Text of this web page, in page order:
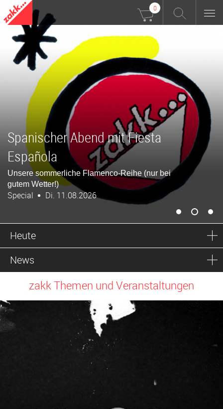
0
(nur bei
The kids are far right?
Neonazis der Gen Z
Edelweißpiratenfestival 2026
Politik & Gesellschaft
Heute
News
zakk Themen und Veranstaltungen